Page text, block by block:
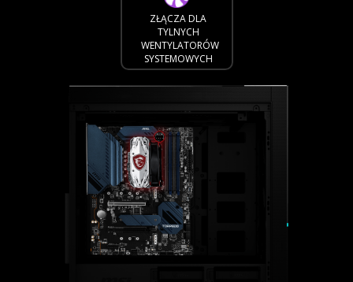
ZŁĄCZA DLA
TYLNYCH
WENTYLATORÓW
SYSTEMOWYCH